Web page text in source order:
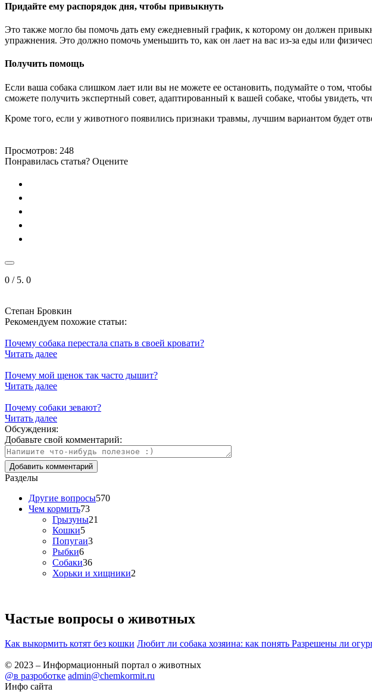
Придайте ему распорядок дня, чтобы привыкнуть
Это также могло бы помочь дать ему ежедневный график, к которому он должен
упражнения. Это должно помочь уменьшить то, как он лает на вас из-за еды или
Получить помощь
Если ваша собака слишком лает или вы не можете ее остановить, подумайте о том,
сможете получить экспертный совет, адаптированный к вашей собаке, чтобы увидеть,
Кроме того, если у животного появились признаки травмы, лучшим вариантом будет
Просмотров: 248
Понравилась статья? Оцените
0 / 5. 0
Степан Бровкин
Рекомендуем похожие статьи:
Почему собака перестала спать в своей кровати?
Читать далее
Почему мой щенок так часто дышит?
Читать далее
Почему собаки зевают?
Читать далее
Обсуждения:
Добавьте свой комментарий:
Разделы
Другие вопросы570
Чем кормить73
Грызуны21
Кошки5
Попугаи3
Рыбки6
Собаки36
Хорьки и хищники2
Частые вопросы о животных
Как выкормить котят без кошки Любит ли собака хозяина: как понять Разрешены ли
© 2023 – Информационный портал о животных
@в разроботке admin@chemkormit.ru
Инфо сайта